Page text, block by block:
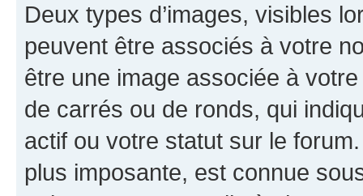
Deux types d’images, visibles
peuvent être associés à votre
être une image associée à
de carrés ou de ronds, qui
actif ou votre statut sur le
plus imposante, est connue